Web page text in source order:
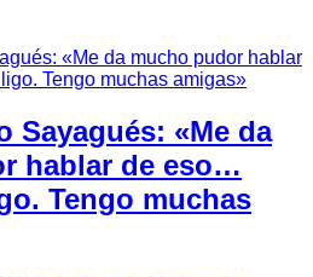
Sayagués: «Me da
hablar de eso…
Tengo muchas